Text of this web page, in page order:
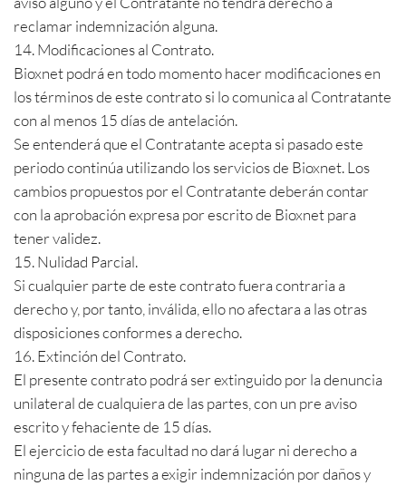
reclamar indemnización alguna.
14. Modificaciones al Contrato.
Bioxnet podrá en todo momento hacer modificaciones en
los términos de este contrato si lo comunica al Contratante
con al menos 15 días de antelación.
Se entenderá que el Contratante acepta si pasado este
periodo continúa utilizando los servicios de Bioxnet. Los
cambios propuestos por el Contratante deberán contar
con la aprobación expresa por escrito de Bioxnet para
tener validez.
15. Nulidad Parcial.
Si cualquier parte de este contrato fuera contraria a
derecho y, por tanto, inválida, ello no afectara a las otras
disposiciones conformes a derecho.
16. Extinción del Contrato.
El presente contrato podrá ser extinguido por la denuncia
unilateral de cualquiera de las partes, con un pre aviso
escrito y fehaciente de 15 días.
El ejercicio de esta facultad no dará lugar ni derecho a
ninguna de las partes a exigir indemnización por daños y